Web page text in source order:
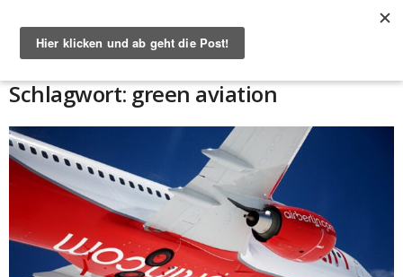
Schlagwort: green aviation